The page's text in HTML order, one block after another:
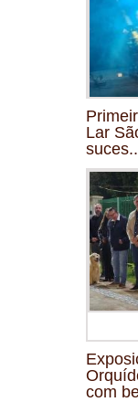
Lar
com